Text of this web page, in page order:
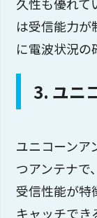
は受信能力
に電波状況の
3. ユニ
ユニコーンア
つアンテナで
受信性能が特
キャッチでき